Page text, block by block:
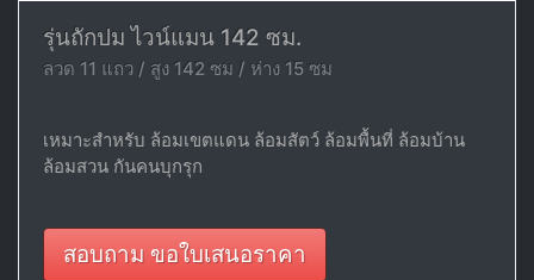
รุ่นถักปม ไวน์แมน 142 ซม.
ลวด 11 แถว / สูง 142 ซม / ห่าง 15 ซม
เหมาะสำหรับ ล้อมเขตแดน ล้อมสัตว์ ล้อมพื้นที่ ล้อมบ้าน
ล้อมสวน กันคนบุกรุก
สอบถาม ขอใบเสนอราคา